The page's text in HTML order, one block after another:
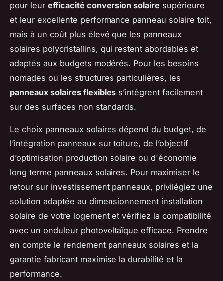
pour leur efficacité conversion solaire supérieure
et leur excellente performance panneau solaire toit,
mais à un coût plus élevé que les panneaux
solaires polycristallins, qui restent abordables et
adaptés aux budgets modérés. Pour les besoins
nomades ou les structures particulières, les
panneaux solaires flexibles s’intègrent facilement
sur des surfaces non standards.
Le choix panneaux solaires dépend du budget, de
l’intégration panneaux sur toiture, de l’objectif
d’optimisation production solaire ou d'économie
long terme panneaux solaires. Pour maximiser le
retour sur investissement panneaux, privilégiez une
solution adaptée au dimensionnement installation
solaire de votre logement et vérifiez la compatibilité
avec un onduleur photovoltaïque efficace. Prendre
en compte le rendement panneaux solaires et la
garantie fabricant maximise la durabilité et la
performance.